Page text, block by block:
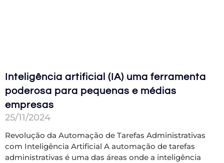
Inteligência artificial (IA) uma ferramenta
poderosa para pequenas e médias
empresas
25/11/2024
Revolução da Automação de Tarefas Administrativas
com Inteligência Artificial A automação de tarefas
administrativas é uma das áreas onde a inteligência